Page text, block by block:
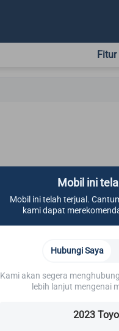
Fitur
Mobil ini
Mobil ini telah terjual.
kami dapat
Hubungi Saya
Kami akan segera
lebih lanjut mengenai